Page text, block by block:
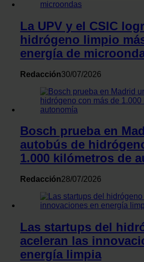
recopilado a partir del uso que haya
La UPV y el CSIC
hidrógeno limpio
energía de
Redacción30/07/2026
Bosch prueba en
autobús de
1.000 kilómetros de
Redacción28/07/2026
Las startups del
aceleran las
energía limpia